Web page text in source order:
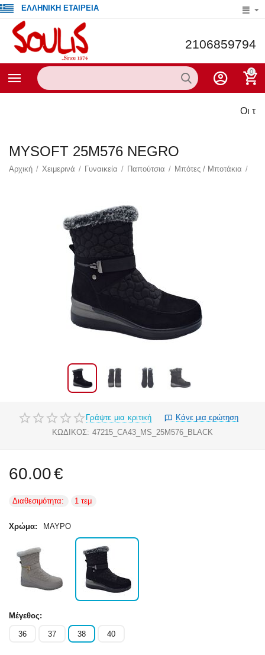
ΕΛΛΗΝΙΚΗ ΕΤΑΙΡΕΙΑ
2106859794
0
Οι
MYSOFT 25M576 NEGRO
Αρχική / Χειμερινά / Γυναικεία / Παπούτσια / Μπότες / Μποτάκια /
Γράψτε μια κριτική
Κάνε μια ερώτηση
ΚΩΔΙΚΟΣ: 47215_CA43_MS_25M576_BLACK
60.00€
Διαθεσιμότητα: 1 τεμ
Χρώμα: ΜΑΥΡΟ
Μέγεθος:
36 37 38 40